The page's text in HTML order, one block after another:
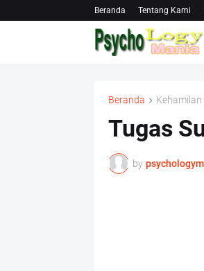
Beranda Tentang Kami
Beranda Kehamilan
Tugas
by